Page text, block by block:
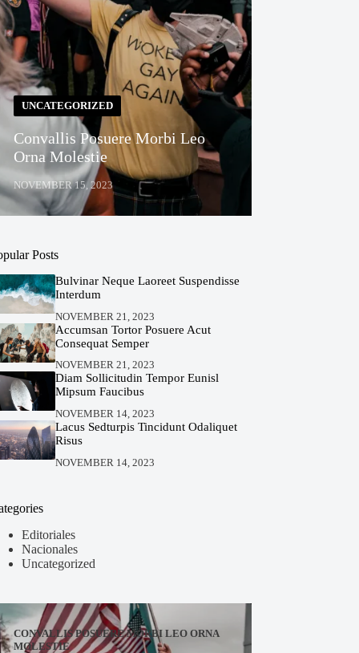
UNCATEGORIZED
Convallis Posuere Morbi Leo
Orna Molestie
NOVEMBER 15, 2023
Posts
Bulvinar Neque Laoreet Suspendisse
Interdum
NOVEMBER 21, 2023
Accumsan Tortor Posuere Acut
Consequat Semper
NOVEMBER 21, 2023
Diam Sollicitudin Tempor Eunisl
Mipsum Faucibus
NOVEMBER 14, 2023
Lacus Sedturpis Tincidunt Odaliquet
Risus
NOVEMBER 14, 2023
Editoriales
Nacionales
Uncategorized
CONVALLIS POSUERE MORBI LEO ORNA
MOLESTIE